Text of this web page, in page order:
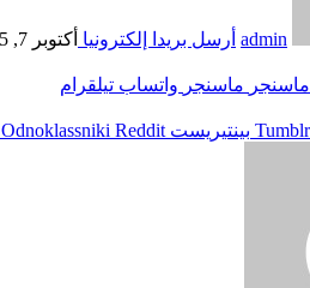
admin أرسل بريدا إلكترونيا أكتوبر 7, 2025
ماسنجر ماسنجر واتساب تيلقرام
بينتيريست Odnoklassniki